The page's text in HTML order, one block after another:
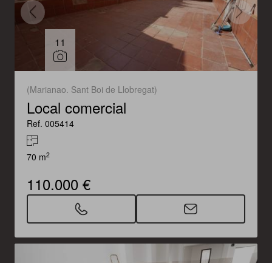
11
(Marianao. Sant Boi de Llobregat)
Local comercial
Ref. 005414
70 m2
110.000 €